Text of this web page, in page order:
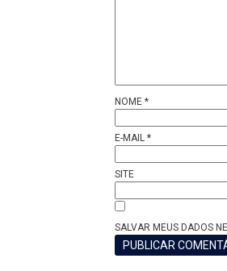
NOME *
E-MAIL *
SITE
SALVAR MEUS DADOS